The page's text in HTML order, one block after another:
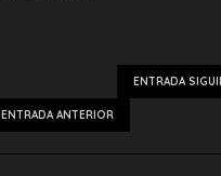
ENTRADA
ENTRADA ANTERIOR